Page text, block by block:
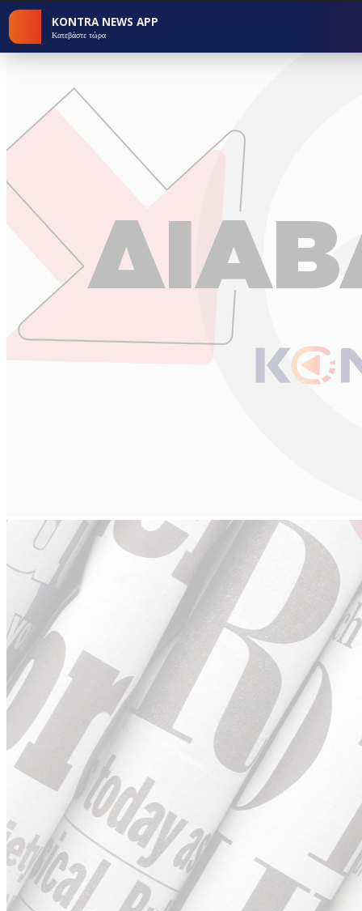
KONTRA NEWS APP
Κατεβάστε τώρα